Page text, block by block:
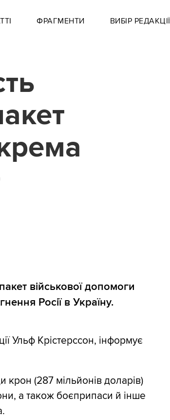
ФРАГМЕНТИ ВИБІР РЕДАКЦІЇ
військової допомоги
Росії в Україну.
Ульф Крістерссон, інформує
(287 мільйонів доларів)
а також боєприпаси й інше